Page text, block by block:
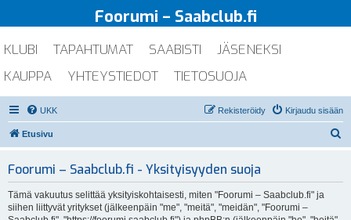
Foorumi – Saabclub.fi
KLUBI TAPAHTUMAT SAABISTI
JÄSENEKSI
KAUPPA
YHTEYSTIEDOT TIETOSUOJA
UKK Kirjaudu sisään
Rekisteröidy
Etusivu
Foorumi – Saabclub.fi - Yksityisyyden suoja
Tämä vakuutus selittää yksityiskohtaisesti, miten "Foorumi – Saabclub.fi" ja
siihen liittyvät yritykset (jälkeenpäin "me", "meitä", "meidän", "Foorumi –